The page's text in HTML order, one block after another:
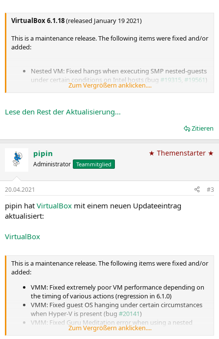
VirtualBox 6.1.18(released January 19 2021)
This is a maintenance release. The following items were fixed and/or
added:
Nested VM: Fixed hangs when executing SMP nested-guests
under certain conditions on Intel hosts (bug #19315, #19561)
OCI integration: Cloud Instance parameters parsing is
Zum Vergrößern anklicken....
Lese den Rest der Aktualisierung...
Zitieren
pipin
Administrator Teammitglied
★ Themenstarter ★
20.04.2021 #3
pipin hat VirtualBox mit einem neuen Updateeintrag
aktualisiert:
VirtualBox
This is a maintenance release. The following items were fixed and/or
added:
VMM: Fixed extremely poor VM performance depending on
the timing of various actions (regression in 6.1.0)
VMM: Fixed guest OS hanging under certain circumstances
when Hyper-V is present (bug #20141)
VMM: Fixed Guru Meditation error when using a nested
hypervisor under certain circumstances (bug...
Zum Vergrößern anklicken....